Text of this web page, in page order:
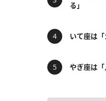
る」
いて座は「
やぎ座は「